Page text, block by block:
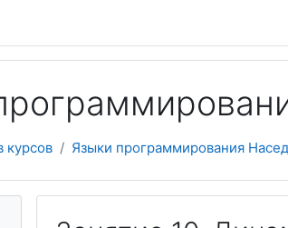
курсов Языки программирования